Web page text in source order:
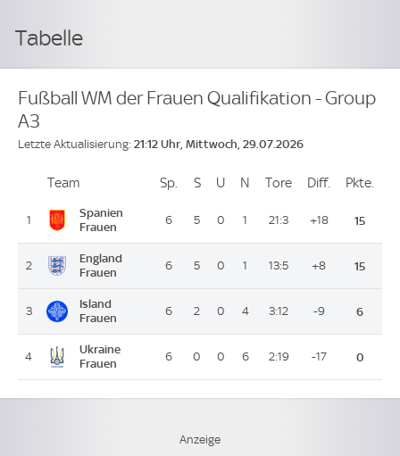
Tabelle
Fußball WM der Frauen Qualifikation - Group
A3
Letzte Aktualisierung: 21:12 Uhr, Mittwoch, 29.07.2026
PlatzTeam Sp. Spiele
SSiege
U Unentschieden
N Niederlagen
Tore ToreDiff. Differenz
Pkte.
1
Spanien
Frauen
6 5 0 1 21:3 +18 15
2
England
Frauen
6 5 0 1 13:5 +8 15
3
Island
Frauen
6 2 0 4 3:12 -9 6
4
Ukraine
Frauen
6 0 0 6 2:19 -17 0